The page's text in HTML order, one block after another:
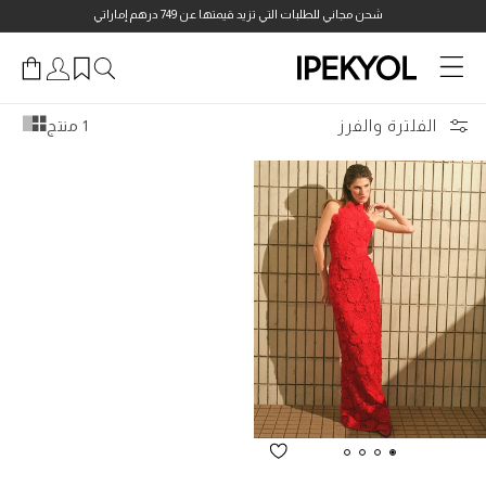
شحن مجاني للطلبات التي تزيد قيمتها عن 749 درهم إماراتي
الفلترة والفرز 1 منتج